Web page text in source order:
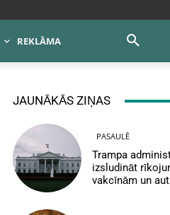
REKLĀMA
JAUNĀKĀS ZIŅAS
PASAULĒ
Trampa
izsludināt
vakcīnām un